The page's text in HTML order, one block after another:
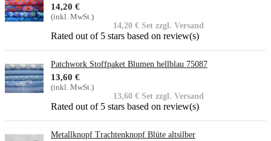
14,20 €
(inkl. MwSt.)
14,20 € Set zzgl. Versand
Rated out of 5 stars based on review(s)
Patchwork Stoffpaket Blumen hellblau 75087
13,60 €
(inkl. MwSt.)
13,60 € Set zzgl. Versand
Rated out of 5 stars based on review(s)
Metallknopf Trachtenknopf Blüte altsilber